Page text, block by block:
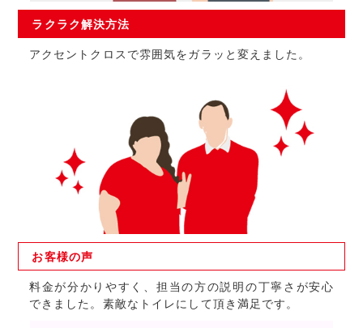
ラクラク解決方法
アクセントクロスで雰囲気をガラッと変えました。
お客様の声
料金が分かりやすく、担当の方の説明の丁寧さが安心
できました。素敵なトイレにして頂き満足です。